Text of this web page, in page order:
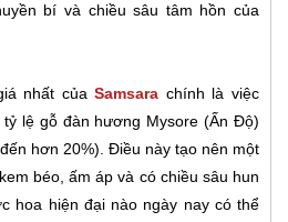
bí và chiều sâu tâm hồn của
nhất củaSamsara chính là việc
lệ gỗ đàn hương Mysore (Ấn Độ)
hơn 20%). Điều này tạo nên một
béo, ấm áp và có chiều sâu hun
hoa hiện đại nào ngày nay có thể